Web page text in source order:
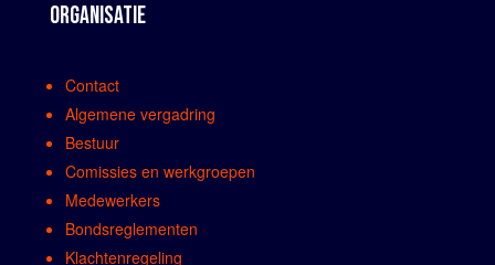
ORGANISATIE
Contact
Algemene vergadring
Bestuur
Comissies en werkgroepen
Medewerkers
Bondsreglementen
Klachtenregeling